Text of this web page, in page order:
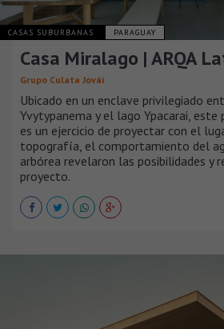
CASAS SUBURBANAS PARAGUAY
Casa Miralago | ARQA
Grupo Culata Jovái
Ubicado en un enclave privilegiado
Yvytypanema y el lago Ypacarai,
es un ejercicio de proyectar con el
topografía, el comportamiento del
arbórea revelaron las posibilidades y
proyecto.